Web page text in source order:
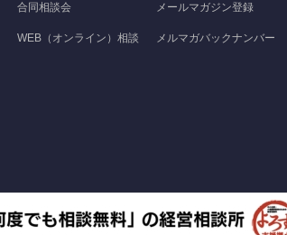
合同相談会
WEB（オンライン）相談
メールマガジン登録
メルマガバックナンバー